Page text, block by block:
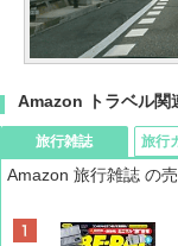
Amazon トラベル関
旅行雑誌
Amazon 旅行雑誌 の
旅行